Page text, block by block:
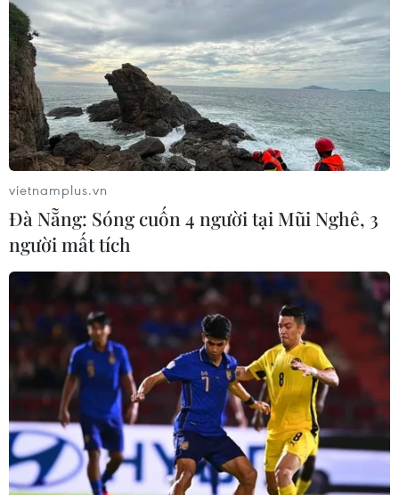
Trung Bộ kéo dài đến bao giờ?
17/04/2023 09:52
Theo các chuyên gia khí tượng, ảnh hưởng của nắng
nóng kết hợp với độ ẩm trong không khí giảm thấp và
gió Tây Nam gây hiệu ứng phơn dẫn đến nguy cơ xảy
ra cháy nổ và hỏa hoạn.
Đông Bắc có mưa phùn, Tây Bắc và Trung
vietnamplus.vn
Đà Nẵng: Sóng cuốn 4 người tại Mũi Nghê, 3
người mất tích